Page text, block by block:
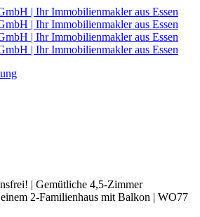
| Gemütliche 4,5-Zimmer
2-Familienhaus mit Balkon | WO77